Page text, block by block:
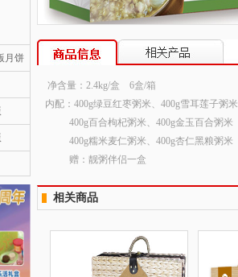
月饼
净含量：2.4kg/盒 6盒/箱
内配：400g绿豆红枣粥米、400g雪耳莲子粥米
400g百合枸杞粥米、400g金玉百合粥米
400g糯米麦仁粥米、400g杏仁黑粮粥米
赠：靓粥伴侣一盒
相关商品